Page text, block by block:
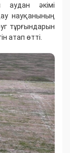
аудан әкімі
науқанының
тұрғындарын
атап өтті.